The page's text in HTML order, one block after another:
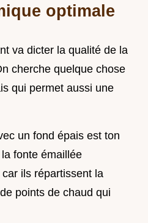
optimale
va dicter la qualité de la
cherche quelque chose
qui permet aussi une
un fond épais est ton
fonte émaillée
ils répartissent la
points de chaud qui